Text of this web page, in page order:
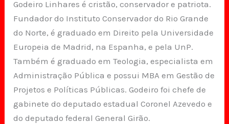
Godeiro Linhares é cristão, conservador e patriota.
Fundador do Instituto Conservador do Rio Grande
do Norte, é graduado em Direito pela Universidade
Europeia de Madrid, na Espanha, e pela UnP.
Também é graduado em Teologia, especialista em
Administração Pública e possui MBA em Gestão de
Projetos e Políticas Públicas. Godeiro foi chefe de
gabinete do deputado estadual Coronel Azevedo e
do deputado federal General Girão.